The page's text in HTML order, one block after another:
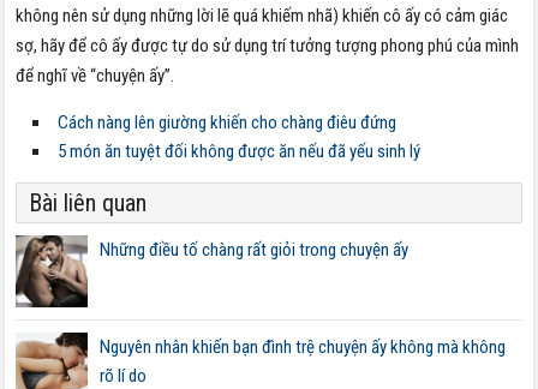
không nên sử dụng những lời lẽ quá khiếm nhã) khiến cô ấy có cảm giác
sợ, hãy để cô ấy được tự do sử dụng trí tưởng tượng phong phú của mình
để nghĩ về “chuyện ấy”.
Cách nàng lên giường khiến cho chàng điêu đứng
5 món ăn tuyệt đối không được ăn nếu đã yếu sinh lý
Bài liên quan
Những điều tố chàng rất giỏi trong chuyện ấy
Nguyên nhân khiến bạn đình trệ chuyện ấy không mà không
rõ lí do